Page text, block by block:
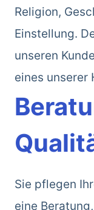
Religion,
Einstellung.
unseren
eines unserer
Sie pflegen
eine